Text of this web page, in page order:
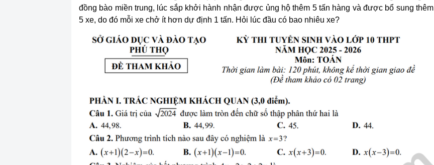
đồng bào miền trung, lúc sắp khởi hành nhận được ủng hộ thêm 5 tấn hàng và được bổ sung thêm
5 xe, do đó mỗi xe chở ít hơn dự định 1 tấn. Hỏi lúc đầu có bao nhiêu xe?